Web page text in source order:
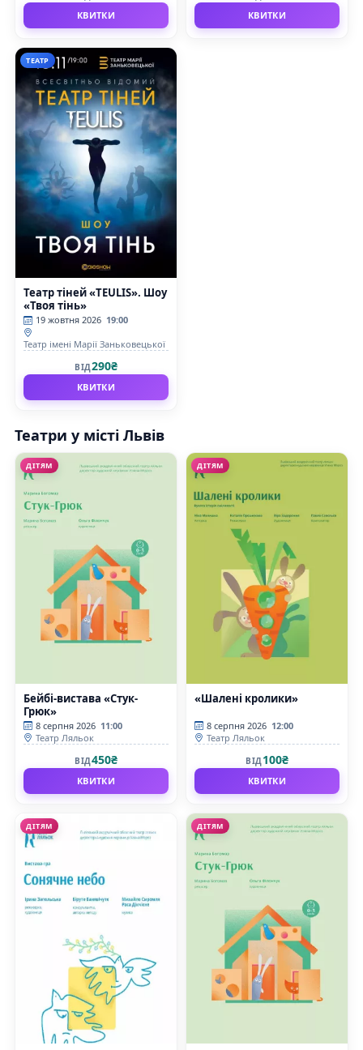
КВИТКИ КВИТКИ
ТЕАТР
Театр тіней «TEULIS». Шоу
«Твоя тінь»
19 жовтня 2026 19:00
Театр імені Марії Заньковецької
ВІД290₴
КВИТКИ
Театри у місті Львів
ДІТЯМ
Бейбі-вистава «Стук-
Грюк»
8 серпня 2026 11:00
Театр Ляльок
ВІД450₴
КВИТКИ
ДІТЯМ
«Шалені кролики»
8 серпня 2026 12:00
Театр Ляльок
ВІД100₴
КВИТКИ
ДІТЯМ ДІТЯМ